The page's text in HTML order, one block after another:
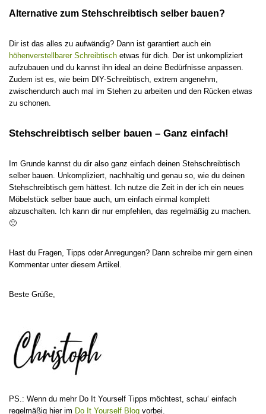
Alternative zum Stehschreibtisch selber bauen?
Dir ist das alles zu aufwändig? Dann ist garantiert auch ein
höhenverstellbarer Schreibtisch etwas für dich. Der ist unkompliziert
aufzubauen und du kannst ihn ideal an deine Bedürfnisse anpassen.
Zudem ist es, wie beim DIY-Schreibtisch, extrem angenehm,
zwischendurch auch mal im Stehen zu arbeiten und den Rücken etwas
zu schonen.
Stehschreibtisch selber bauen – Ganz einfach!
Im Grunde kannst du dir also ganz einfach deinen Stehschreibtisch
selber bauen. Unkompliziert, nachhaltig und genau so, wie du deinen
Stehschreibtisch gern hättest. Ich nutze die Zeit in der ich ein neues
Möbelstück selber baue auch, um einfach einmal komplett
abzuschalten. Ich kann dir nur empfehlen, das regelmäßig zu machen.
🙂
Hast du Fragen, Tipps oder Anregungen? Dann schreibe mir gern einen
Kommentar unter diesem Artikel.
Beste Grüße,
PS.: Wenn du mehr Do It Yourself Tipps möchtest, schau‘ einfach
regelmäßig hier im Do It Yourself Blog vorbei.